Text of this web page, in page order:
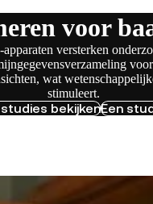
voor
versterken
wat
stimuleert.
bekijkenEen